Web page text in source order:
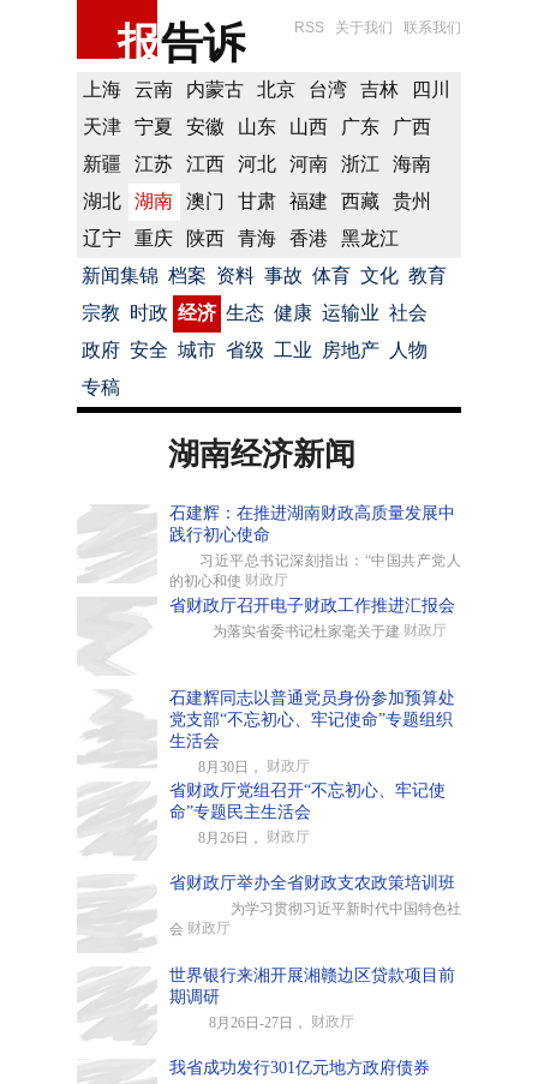
报告诉 RSS 关于我们 联系我们
上海 云南 内蒙古 北京 台湾 吉林
四川
天津
宁夏 安徽 山东 山西 广东
广西
新疆
江苏 江西 河北 河南 浙江
海南
湖北
湖南 澳门 甘肃 福建 西藏
贵州
辽宁
重庆 陕西 青海 香港
黑龙江
新闻集锦 档案 资料 事故 体育 文化 教育
宗教 时政 经济 生态 健康 运输业 社会
政府 安全 城市 省级 工业 房地产
人物
专稿
湖南经济新闻
石建辉：在推进湖南财政高质量发展中
践行初心使命
习近平总书记深刻指出：“中国共产党人
的初心和使 财政厅
省财政厅召开电子财政工作推进汇报会
为落实省委书记杜家毫关于建 财政厅
石建辉同志以普通党员身份参加预算处
党支部“不忘初心、牢记使命”专题组织
生活会
8月30日， 财政厅
省财政厅党组召开“不忘初心、牢记使
命”专题民主生活会
8月26日， 财政厅
省财政厅举办全省财政支农政策培训班
为学习贯彻习近平新时代中国特色社
会 财政厅
世界银行来湘开展湘赣边区贷款项目前
期调研
8月26日-27日， 财政厅
我省成功发行301亿元地方政府债券